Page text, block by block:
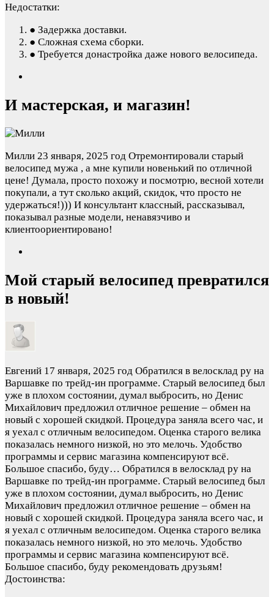
Недостатки:
● Задержка доставки.
● Сложная схема сборки.
● Требуется донастройка даже нового велосипеда.
И мастерская, и магазин!
Милли 23 января, 2025 год Отремонтировали старый
велосипед мужа , а мне купили новенький по отличной
цене! Думала, просто похожу и посмотрю, весной хотели
покупали, а тут сколько акций, скидок, что просто не
удержаться!))) И консультант классный, рассказывал,
показывал разные модели, ненавязчиво и
клиентоориентировано!
Мой старый велосипед превратился
в новый!
Евгений 17 января, 2025 год Обратился в велосклад ру на
Варшавке по трейд-ин программе. Старый велосипед был
уже в плохом состоянии, думал выбросить, но Денис
Михайлович предложил отличное решение – обмен на
новый с хорошей скидкой. Процедура заняла всего час, и
я уехал с отличным велосипедом. Оценка старого велика
показалась немного низкой, но это мелочь. Удобство
программы и сервис магазина компенсируют всё.
Большое спасибо, буду… Обратился в велосклад ру на
Варшавке по трейд-ин программе. Старый велосипед был
уже в плохом состоянии, думал выбросить, но Денис
Михайлович предложил отличное решение – обмен на
новый с хорошей скидкой. Процедура заняла всего час, и
я уехал с отличным велосипедом. Оценка старого велика
показалась немного низкой, но это мелочь. Удобство
программы и сервис магазина компенсируют всё.
Большое спасибо, буду рекомендовать друзьям!
Достоинства: